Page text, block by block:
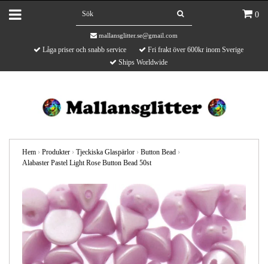
0
mallansglitter.se@gmail.com
Låga priser och snabb service
Fri frakt över 600kr inom Sverige
Ships Worldwide
Hem › Produkter › Tjeckiska Glaspärlor › Button Bead ›
Alabaster Pastel Light Rose Button Bead 50st